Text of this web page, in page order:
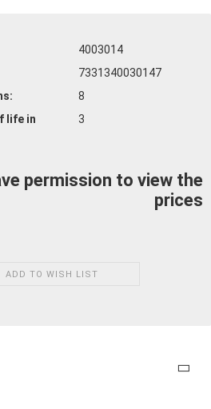
4003014
7331340030147
8
life in
3
permission to view the
prices
ADD TO WISH LIST